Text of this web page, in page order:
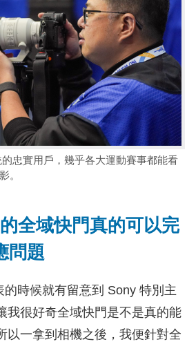
忠實用戶，幾乎各大運動賽事都能看
。
全域快門真的可以完
問題
時候就有留意到 Sony 特別主
我很好奇全域快門是不是真的能
以一拿到相機之後，我便針對全